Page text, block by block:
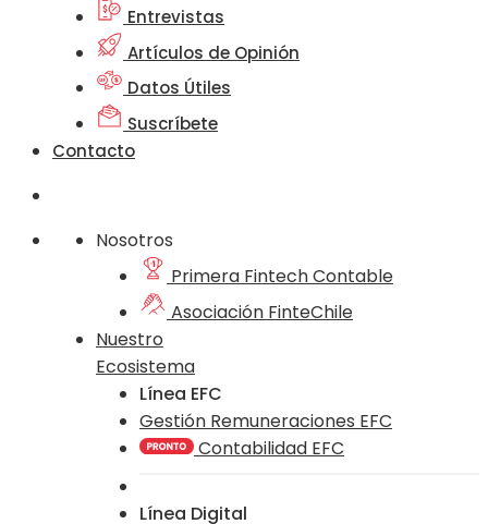
Entrevistas
Artículos de Opinión
Datos Útiles
Suscríbete
Contacto
Nosotros
Primera Fintech Contable
Asociación FinteChile
Nuestro
Ecosistema
Línea EFC
Gestión Remuneraciones EFC
Contabilidad EFC
Línea Digital